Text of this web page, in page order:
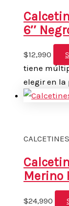
6″
$12,990
tiene
elegir en la
Merino
$24,990